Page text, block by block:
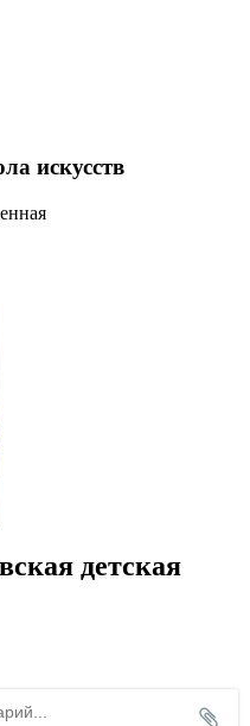
искусств
детская